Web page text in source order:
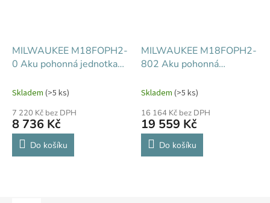
MILWAUKEE M18FOPH2-
0 Aku pohonná jednotka
nářadí
Skladem (>5 ks)
7 220 Kč bez DPH
8 736 Kč
Do košíku
MILWAUKEE M18FOPH2-
802 Aku pohonná
zahradní nářadí
Skladem (>5 ks)
16 164 Kč bez DPH
19 559 Kč
Do košíku